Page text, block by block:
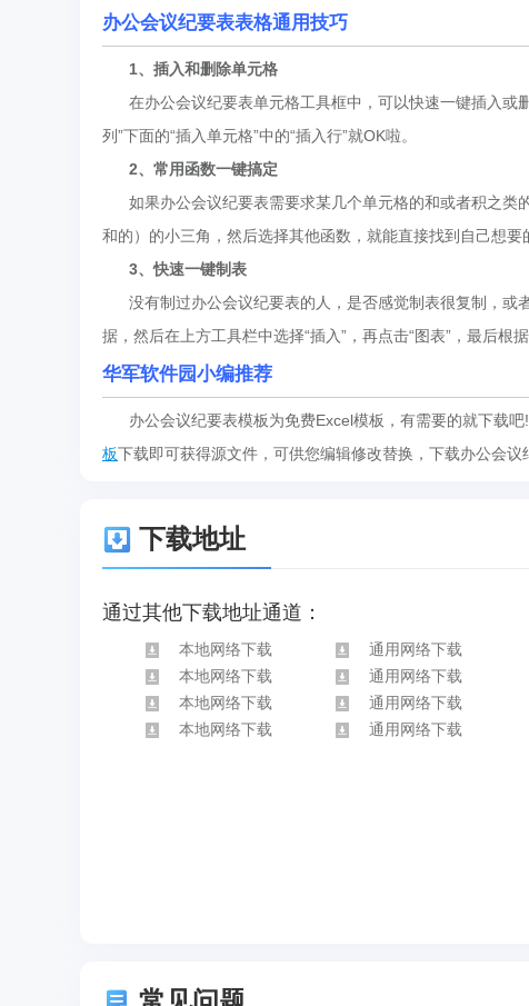
办公会议纪要表表格通用技巧
1、插入和删除单元格
在办公会议纪要表单元格工具框中，可以快速一键插入或
列”下面的“插入单元格”中的“插入行”就OK啦。
2、 常用函数一键搞定
如果办公会议纪要表需要求某几个单元格的和或者积之类
和的）的小三角，然后选择其他函数，就能直接找到自己想要
3、快速一键制表
没有制过办公会议纪要表的人，是否感觉制表很复制，或
据，然后在上方工具栏中选择“插入”，再点击“图表”，最后根
华军软件园小编推荐
办公会议纪要表模板为免费Excel模板，有需要的就下载
板下载即可获得源文件，可供您编辑修改替换，下载办公会议
下载地址
通过其他下载地址通道：
本地网络下载
通用网络下载
本地网络下载
通用网络下载
本地网络下载
通用网络下载
本地网络下载
通用网络下载